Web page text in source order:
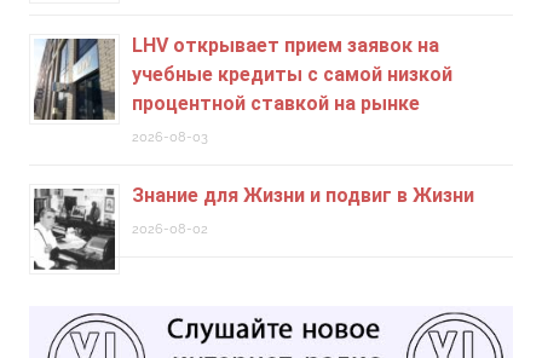
LHV открывает прием заявок на
учебные кредиты c самой низкой
процентной ставкой на рынке
2026-08-03
Знание для Жизни и подвиг в Жизни
2026-08-02